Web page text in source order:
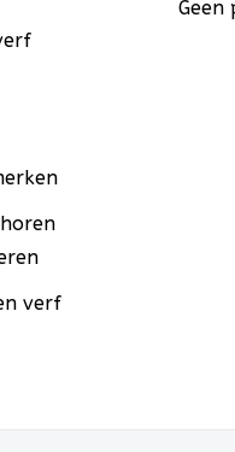
verf
Geen